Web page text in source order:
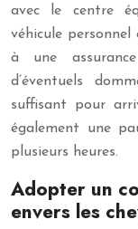
avec le centre
véhicule
à une
d’éventuels
suffisant pour
également une
plusieurs heures.
Adopter un
envers les